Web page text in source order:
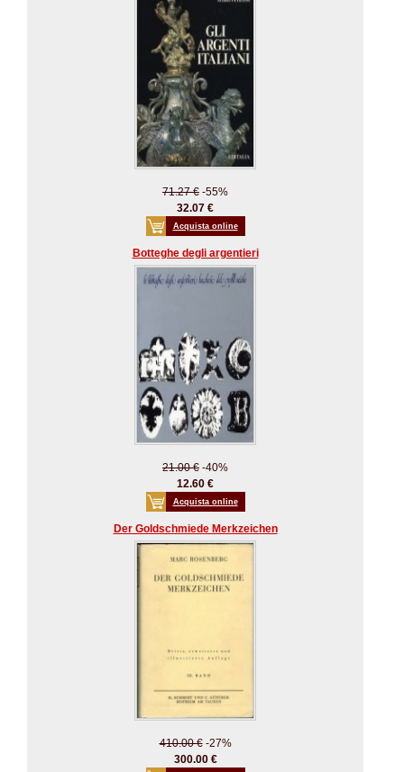
71.27 € -55%
32.07 €
Acquista online
Botteghe degli argentieri
21.00 € -40%
12.60 €
Acquista online
Der Goldschmiede Merkzeichen
410.00 €-27%
300.00 €